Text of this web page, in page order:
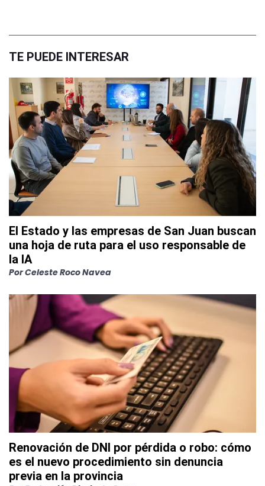
TE PUEDE INTERESAR
El Estado y las empresas de San Juan buscan
una hoja de ruta para el uso responsable de
la IA
PorCeleste Roco Navea
Renovación de DNI por pérdida o robo: cómo
es el nuevo procedimiento sin denuncia
previa en la provincia